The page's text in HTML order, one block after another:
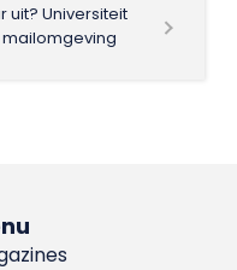
uit? Universiteit